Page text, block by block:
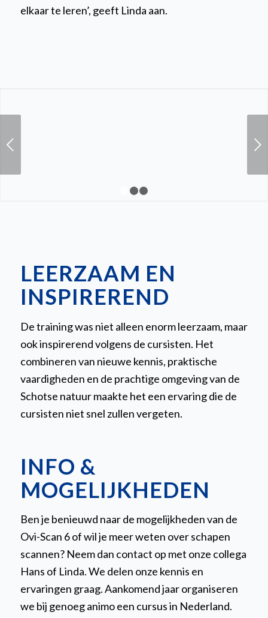
elkaar te leren’, geeft Linda aan.
LEERZAAM EN
INSPIREREND
De training was niet alleen enorm leerzaam, maar
ook inspirerend volgens de cursisten. Het
combineren van nieuwe kennis, praktische
vaardigheden en de prachtige omgeving van de
Schotse natuur maakte het een ervaring die de
cursisten niet snel zullen vergeten.
INFO &
MOGELIJKHEDEN
Ben je benieuwd naar de mogelijkheden van de
Ovi-Scan 6 of wil je meer weten over schapen
scannen? Neem dan contact op met onze collega
Hans of Linda. We delen onze kennis en
ervaringen graag. Aankomend jaar organiseren
we bij genoeg animo een cursus in Nederland.